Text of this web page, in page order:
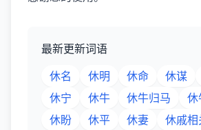
最新更新词语
休名
休明 休命 休谋
休宁
休牛 休牛归马
休
休盼
休平 休妻
休戚相